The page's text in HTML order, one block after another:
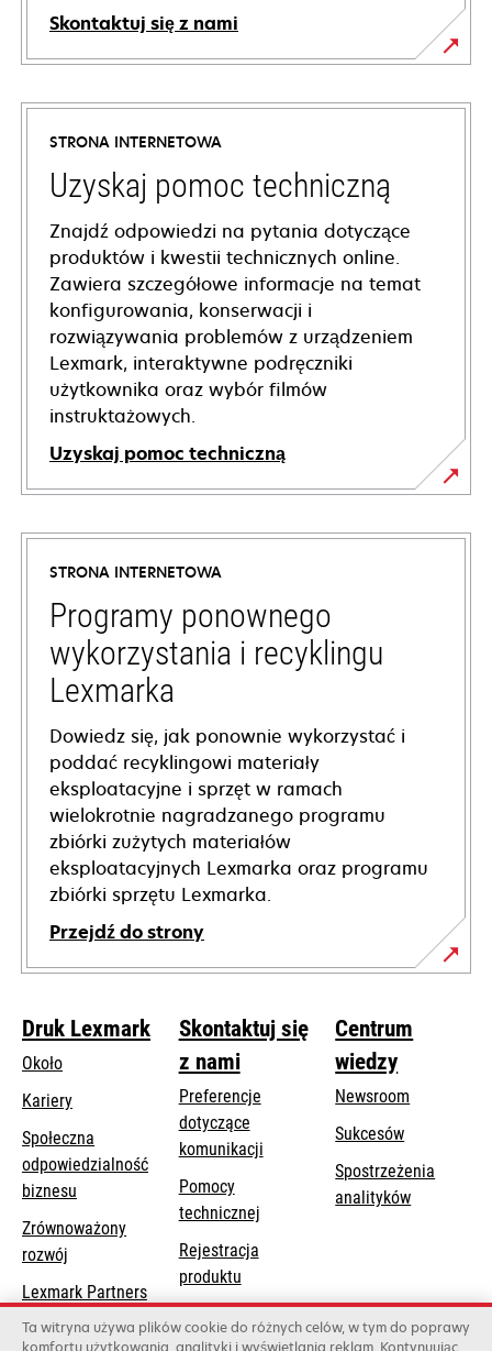
Skontaktuj się z nami
STRONA INTERNETOWA
Uzyskaj pomoc techniczną
Znajdź odpowiedzi na pytania dotyczące
produktów i kwestii technicznych online.
Zawiera szczegółowe informacje na temat
konfigurowania, konserwacji i
rozwiązywania problemów z urządzeniem
Lexmark, interaktywne podręczniki
użytkownika oraz wybór filmów
instruktażowych.
Uzyskaj pomoc techniczną
opens
in
new
tab
STRONA INTERNETOWA
Programy ponownego
wykorzystania i recyklingu
Lexmarka
Dowiedz się, jak ponownie wykorzystać i
poddać recyklingowi materiały
eksploatacyjne i sprzęt w ramach
wielokrotnie nagradzanego programu
zbiórki zużytych materiałów
eksploatacyjnych Lexmarka oraz programu
zbiórki sprzętu Lexmarka.
Przejdź do strony
Druk Lexmark
Około
Kariery
Społeczna
odpowiedzialność
biznesu
a
tab
Zrównoważony
rozwój
Lexmark Partners
Skontaktuj się
z nami
Preferencje
dotyczące
komunikacji
Pomocy
technicznejopens
a
tab
Rejestracja
produktu
Znajdź dealera
Centrum
wiedzy
Newsroom
Sukcesów
Spostrzeżenia
analityków
Ta witryna używa plików cookie do różnych celów, w tym do poprawy
komfortu użytkowania, analityki i wyświetlania reklam. Kontynuując